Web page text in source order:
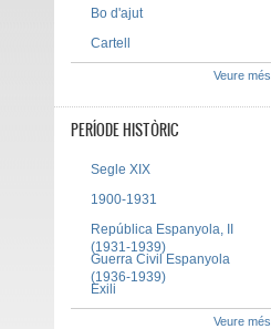
Bo d'ajut
Cartell
Veure més
PERÍODE HISTÒRIC
Segle XIX
1900-1931
República Espanyola, II
(1931-1939)
Guerra Civil Espanyola
(1936-1939)
Exili
Veure més